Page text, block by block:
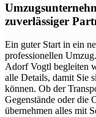
zuverlässiger
Ein guter Start in ein
professionellen
Adorf Vogtl begleiten
alle Details, damit Sie
können. Ob der
Gegenstände oder die
übernehmen alles mit